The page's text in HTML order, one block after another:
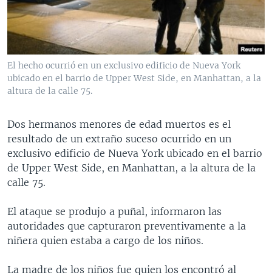
VENEZUELA
BRASIL
NICARAGUA
ECONOMÍA
ENTRETENIMIENTO Y CULTURA
TECNOLOGÍA
DEPORTES
CIENCIA Y SALUD
MULTIMEDIA
VIDEOS
FOTOGRAFÍA
AUDIOS
PROGRAMAS TV
EL MUNDO AL DÍA
FORO INTERAMERICANO
LAS CLAVES
PANORAMA
RADIO
AVANCE INFORMATIVO
AUDIONOTICIAS
BUENOS DÍAS AMÉRICA
ESTADOS UNIDOS AL DÍA
EL MUNDO AL DÍA [RADIO]
FORO [RADIO]
DEPORTIVO INTERNACIONAL
NOTA ECONÓMICA
DIRECT
DOCUMENTALES DE LA VOA
Learning English
SÍGANOS
Idiomas
El hecho ocurrió en un exclusivo edificio de Nueva York
ubicado en el barrio de Upper West Side, en Manhattan, a la
altura de la calle 75.
Dos hermanos menores de edad muertos es el
resultado de un extraño suceso ocurrido en un
exclusivo edificio de Nueva York ubicado en el barrio
de Upper West Side, en Manhattan, a la altura de la
calle 75.
El ataque se produjo a puñal, informaron las
autoridades que capturaron preventivamente a la
niñera quien estaba a cargo de los niños.
La madre de los niños fue quien los encontró al